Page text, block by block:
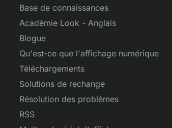
Base de connaissances
Académie Look - Anglais
Blogue
Qu'est-ce que l'affichage numérique
Téléchargements
Solutions de rechange
Résolution des problèmes
RSS